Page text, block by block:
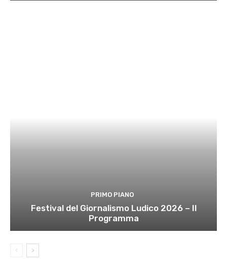
PRIMO PIANO
Festival del Giornalismo Ludico 2026 – Il
Programma